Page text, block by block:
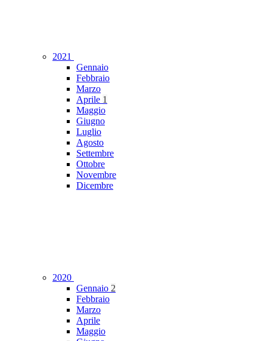
2021
Gennaio
Febbraio
Marzo
Aprile 1
Maggio
Giugno
Luglio
Agosto
Settembre
Ottobre
Novembre
Dicembre
2020
Gennaio 2
Febbraio
Marzo
Aprile
Maggio